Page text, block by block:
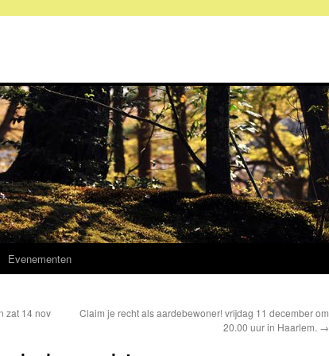
Evenementen
zat 14 nov
Claim je recht als aardebewoner! vrijdag 11 december om
20.00 uur in Haarlem. →